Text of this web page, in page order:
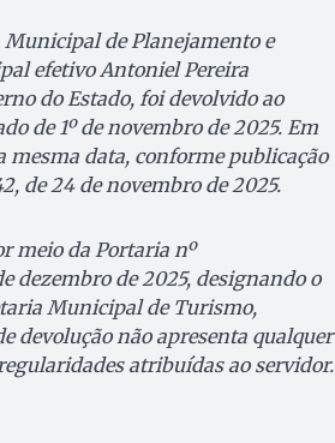
de Planejamento e
efetivo Antoniel Pereira
do Estado, foi devolvido ao
de 1º de novembro de 2025. Em
mesma data, conforme publicação
de 24 de novembro de 2025.
meio da Portaria nº
dezembro de 2025, designando o
Municipal de Turismo,
devolução não apresenta qualquer
atribuídas ao servidor.